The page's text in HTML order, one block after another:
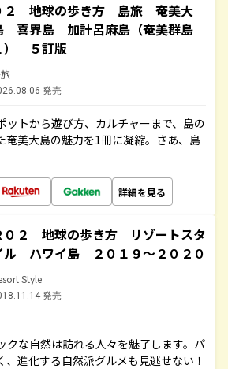
２ 地球の歩き方 島旅 奄美大
喜界島 加計呂麻島（奄美群島
） ５訂版
発売
トから遊び方、カルチャーまで、島の
奄美大島の魅力を1冊に凝縮。さあ、島
詳細を見る
０２ 地球の歩き方 リゾートスタ
ル ハワイ島 ２０１９～２０２０
Style
発売
クな自然は訪れる人々を魅了します。パ
、進化する自然派グルメも見逃せない！